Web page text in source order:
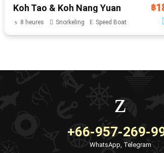
Koh Tao & Koh Nang Yuan ฿
8 heures Snorkeling Speed Boat
+66-957-269-
WhatsApp, Telegram